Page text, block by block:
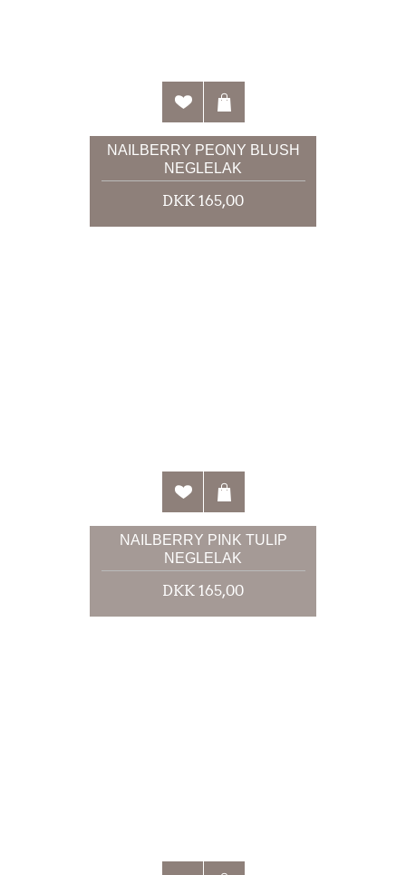
NAILBERRY PEONY BLUSH
NEGLELAK
DKK 165,00
NAILBERRY PINK TULIP
NEGLELAK
DKK 165,00